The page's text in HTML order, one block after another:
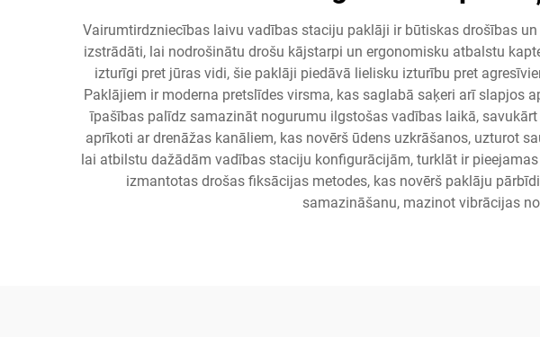
Vairumtirdzniecības laivu vadības staciju paklāji ir būtiskas drošības
izstrādāti, lai nodrošinātu drošu kājstarpi un ergonomisku atbalstu
izturīgi pret jūras vidi, šie paklāji piedāvā lielisku izturību pret
Paklājiem ir moderna pretslīdes virsma, kas saglabā saķeri arī
īpašības palīdz samazināt nogurumu ilgstošas vadības laikā,
aprīkoti ar drenāžas kanāliem, kas novērš ūdens uzkrāšanos, uzturot
lai atbilstu dažādām vadības staciju konfigurācijām, turklāt ir
izmantotas drošas fiksācijas metodes, kas novērš paklāju
samazināšanu, mazinot vibrācijas